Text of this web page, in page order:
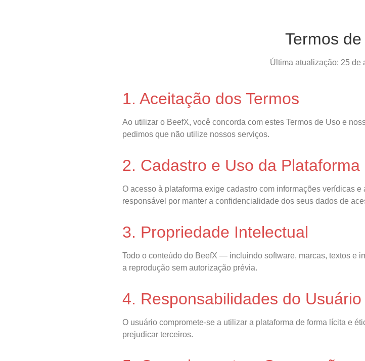
Termos
Última atualização: 25 de
1. Aceitação dos Termos
Ao utilizar o BeefX, você concorda com estes Termos de Uso e
pedimos que não utilize nossos serviços.
2. Cadastro e Uso da Plataforma
O acesso à plataforma exige cadastro com informações verídicas
responsável por manter a confidencialidade dos seus dados de
3. Propriedade Intelectual
Todo o conteúdo do BeefX — incluindo software, marcas, textos e
a reprodução sem autorização prévia.
4. Responsabilidades do Usuário
O usuário compromete-se a utilizar a plataforma de forma lícita e
prejudicar terceiros.